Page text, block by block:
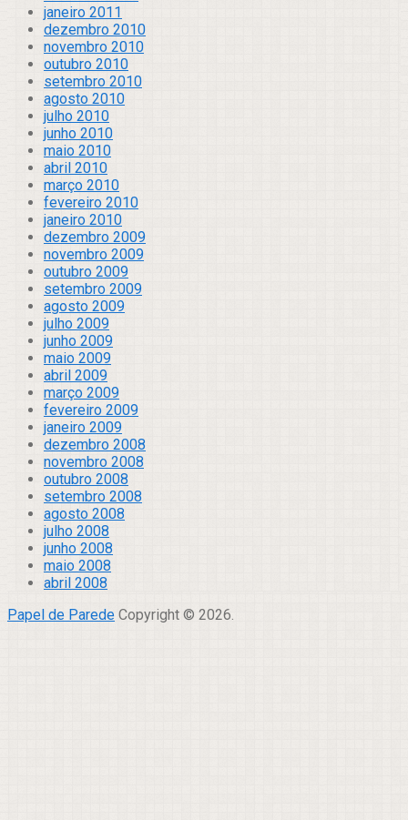
janeiro 2011
dezembro 2010
novembro 2010
outubro 2010
setembro 2010
agosto 2010
julho 2010
junho 2010
maio 2010
abril 2010
março 2010
fevereiro 2010
janeiro 2010
dezembro 2009
novembro 2009
outubro 2009
setembro 2009
agosto 2009
julho 2009
junho 2009
maio 2009
abril 2009
março 2009
fevereiro 2009
janeiro 2009
dezembro 2008
novembro 2008
outubro 2008
setembro 2008
agosto 2008
julho 2008
junho 2008
maio 2008
abril 2008
Papel de Parede Copyright © 2026.